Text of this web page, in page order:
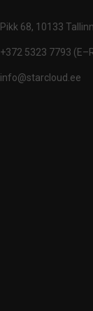
Pikk 68, 10133
+372 5323 7793
info@starcloud.ee